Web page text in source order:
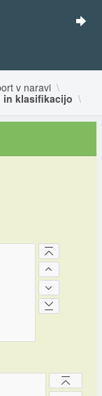
v naravi
in klasifikacijo